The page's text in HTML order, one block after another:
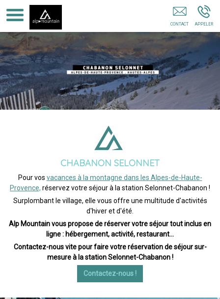
CHABANON SELONNET
Pour vos vacances à la montagne dans les Alpes-de-Haute-
Provence, réservez votre séjour à la station Selonnet-Chabanon !
Surplombant le village, elle vous offre une multitude d'activités
d'hiver et d'été.
Alp Mountain vous propose de réserver votre séjour tout inclus en
ligne : hébergement, activité, restaurant…
Contactez-nous vite pour faire votre réservation de séjour sur-
mesure à la station Selonnet-Chabanon !
Contactez-nous !